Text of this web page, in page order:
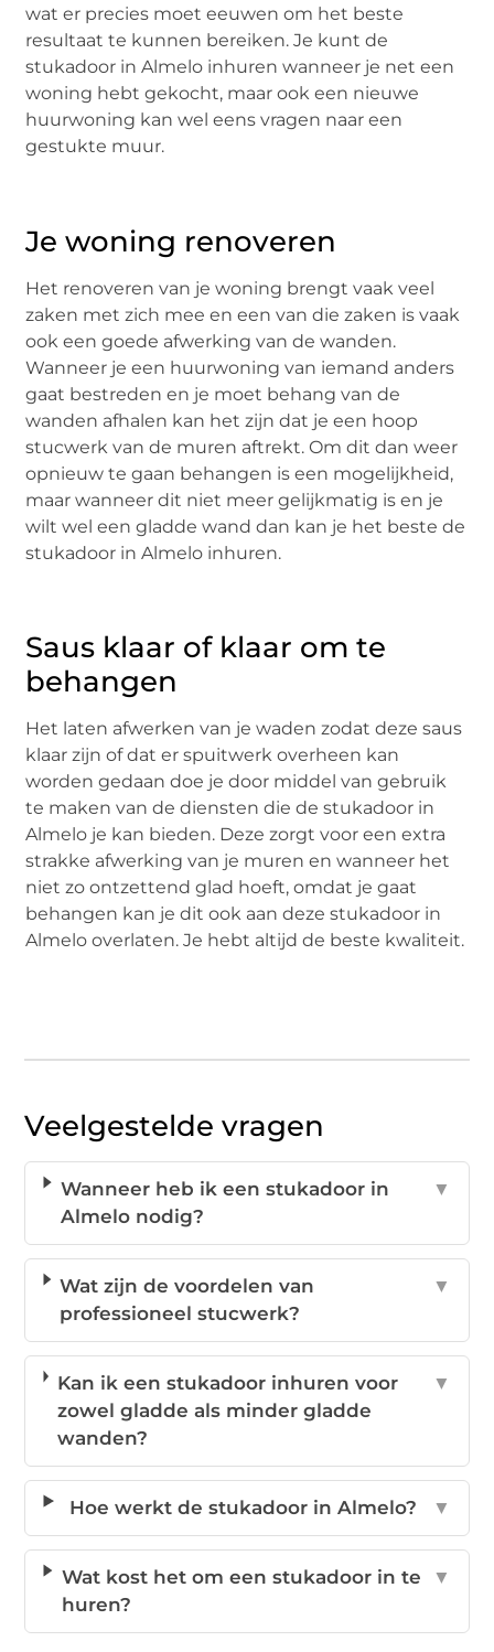
wat er precies moet eeuwen om het beste
resultaat te kunnen bereiken. Je kunt de
stukadoor in Almelo inhuren wanneer je net een
woning hebt gekocht, maar ook een nieuwe
huurwoning kan wel eens vragen naar een
gestukte muur.
Je woning renoveren
Het renoveren van je woning brengt vaak veel
zaken met zich mee en een van die zaken is vaak
ook een goede afwerking van de wanden.
Wanneer je een huurwoning van iemand anders
gaat bestreden en je moet behang van de
wanden afhalen kan het zijn dat je een hoop
stucwerk van de muren aftrekt. Om dit dan weer
opnieuw te gaan behangen is een mogelijkheid,
maar wanneer dit niet meer gelijkmatig is en je
wilt wel een gladde wand dan kan je het beste de
stukadoor in Almelo inhuren.
Saus klaar of klaar om te
behangen
Het laten afwerken van je waden zodat deze saus
klaar zijn of dat er spuitwerk overheen kan
worden gedaan doe je door middel van gebruik
te maken van de diensten die de stukadoor in
Almelo je kan bieden. Deze zorgt voor een extra
strakke afwerking van je muren en wanneer het
niet zo ontzettend glad hoeft, omdat je gaat
behangen kan je dit ook aan deze stukadoor in
Almelo overlaten. Je hebt altijd de beste kwaliteit.
Veelgestelde vragen
Wanneer heb ik een stukadoor in
Almelo nodig?
▼
Wat zijn de voordelen van
professioneel stucwerk?
▼
Kan ik een stukadoor inhuren voor
zowel gladde als minder gladde
wanden?
▼
Hoe werkt de stukadoor in Almelo? ▼
Wat kost het om een stukadoor in te
huren?
▼